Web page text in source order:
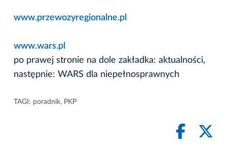
www.przewozyregionalne.pl
www.wars.pl
po prawej stronie na dole zakładka: aktualności,
następnie: WARS dla niepełnosprawnych
TAGI: poradnik, PKP